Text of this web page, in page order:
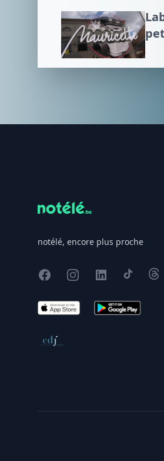
notélé, encore plus proche
FacebookInstagram
X TikTok
App Store Google Play
Conseil de déontologie